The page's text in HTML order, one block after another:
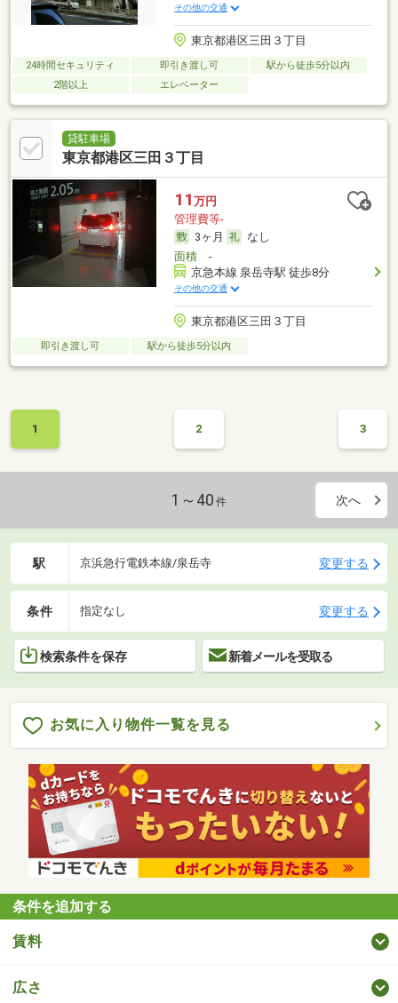
その他の交通
東京都港区三田３丁目
24時間セキュリティ 即引き渡し可
駅から徒歩5分以内
2階以上
エレベーター
貸駐車場
東京都港区三田３丁目
11 万円
管理費等-
3ヶ月
なし
面積-
京急本線 泉岳寺駅 徒歩8分
その他の交通
東京都港区三田３丁目
即引き渡し可 駅から徒歩5分以内
1 2 3
1～40 件 次へ
駅 京浜急行電鉄本線/泉岳寺 変更する
条件 指定なし 変更する
検索条件を保存 新着メールを受取る
お気に入り物件一覧を見る
条件を追加する
賃料
広さ